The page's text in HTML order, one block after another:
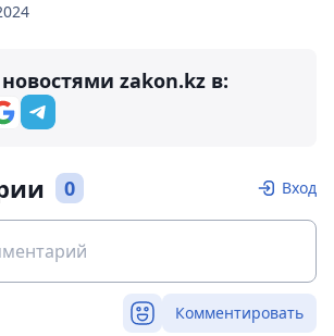
zakon.kz в:
0 Вход
Комментировать